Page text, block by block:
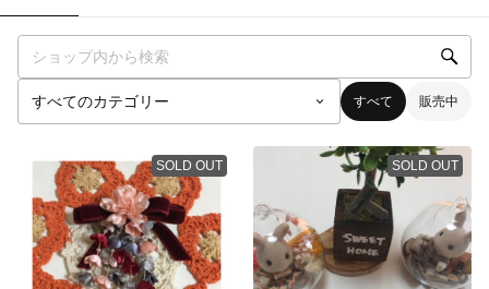
すべて 販売中
SOLD OUT SOLD OUT